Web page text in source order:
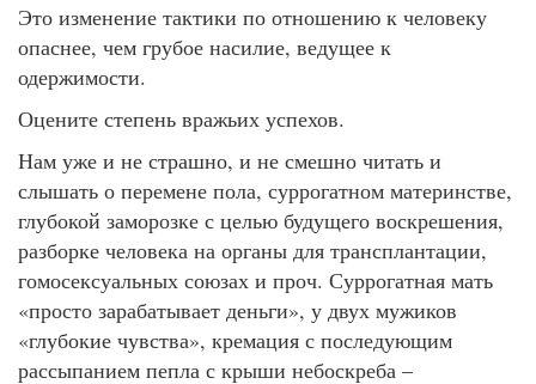
Это изменение тактики по отношению к человеку
опаснее, чем грубое насилие, ведущее к
одержимости.
Оцените степень вражьих успехов.
Нам уже и не страшно, и не смешно читать и
слышать о перемене пола, суррогатном материнстве,
глубокой заморозке с целью будущего воскрешения,
разборке человека на органы для трансплантации,
гомосексуальных союзах и проч. Суррогатная мать
«просто зарабатывает деньги», у двух мужиков
«глубокие чувства», кремация с последующим
рассыпанием пепла с крыши небоскреба –